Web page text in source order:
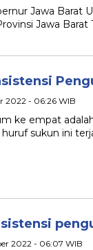
Jawa Barat
Jawa Barat
2022 - 06:26 WIB
empat adalah
sukun ini
2022 - 06:07 WIB